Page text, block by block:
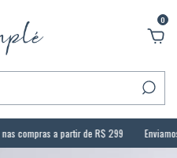
0
compras a partir de R$ 299